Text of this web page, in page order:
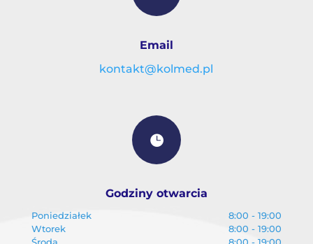
Email
kontakt@kolmed.pl

Godziny otwarcia
Poniedziałek
8:00 - 19:00
Wtorek
8:00 - 19:00